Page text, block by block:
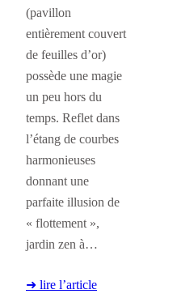
(pavillon
entièrement couvert
de feuilles d’or)
possède une magie
un peu hors du
temps. Reflet dans
l’étang de courbes
harmonieuses
donnant une
parfaite illusion de
« flottement »,
jardin zen à…
➜ lire l’article